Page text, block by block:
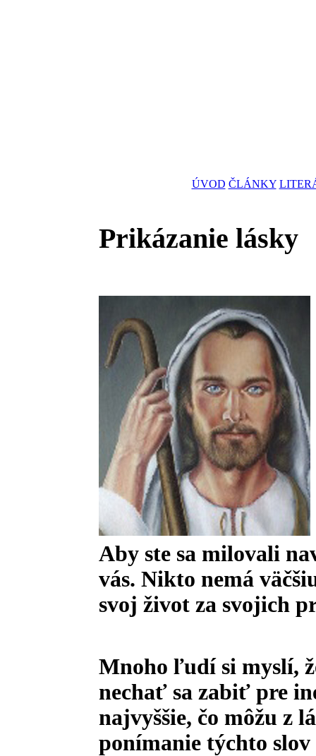
ÚVOD ČLÁNKY
Prikázanie lásky
Aby ste sa milovali
vás. Nikto nemá
svoj život za svojich
Mnoho ľudí si myslí,
nechať sa zabiť pre
najvyššie, čo môžu z
ponímanie týchto slov